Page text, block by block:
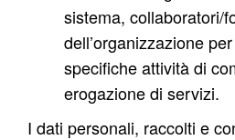
sistema, collaboratori/
dell’organizzazione
specifiche attività di
erogazione di servizi.
I dati personali, raccolti e